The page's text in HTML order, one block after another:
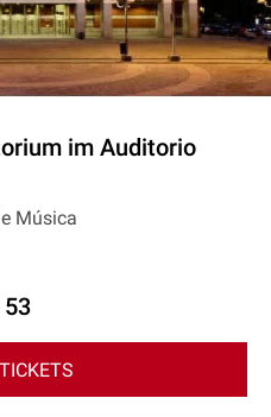
im Auditorio
Música
53